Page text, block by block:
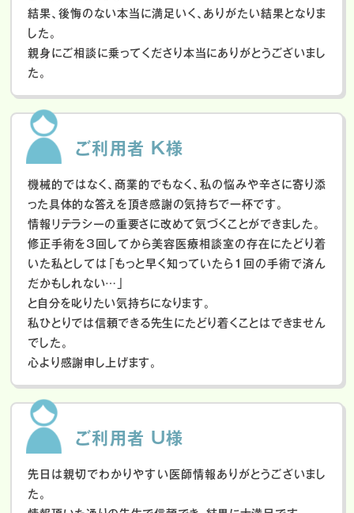
結果、後悔のない本当に満足いく、ありがたい結果となりま
した。
親身にご相談に乗ってくださり本当にありがとうございまし
た。
ご利用者 K様
機械的ではなく、商業的でもなく、私の悩みや辛さに寄り添
った具体的な答えを頂き感謝の気持ちで一杯です。
情報リテラシーの重要さに改めて気づくことができました。
修正手術を3回してから美容医療相談室の存在にたどり着
いた私としては「もっと早く知っていたら1回の手術で済ん
だかもしれない…」
と自分を叱りたい気持ちになります。
私ひとりでは信頼できる先生にたどり着くことはできません
でした。
心より感謝申し上げます。
ご利用者 U様
先日は親切でわかりやすい医師情報ありがとうございまし
た。